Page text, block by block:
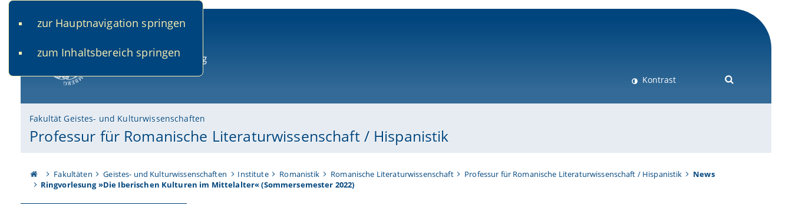
zur Hauptnavigation springen
zum Inhaltsbereich springen
Kontrast
Fakultät Geistes- und Kulturwissenschaften
Professur für Romanische Literaturwissenschaft / Hispanistik
Fakultäten Geistes- und Kulturwissenschaften Institute Romanistik Romanische Literaturwissenschaft Professur für Romanische Literaturwissenschaft / Hispanistik
News
Ringvorlesung »Die Iberischen Kulturen im Mittelalter« (Sommersemester 2022)